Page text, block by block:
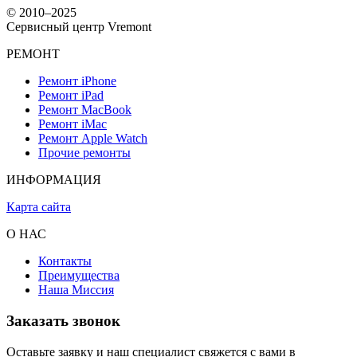
Чтобы избежать возможных проблем, лучше доверить чистку
и замену термопасты профессионалам.
Как избежать перегрева MacBook
после замены термопасты?
Чтобы ноутбук работал стабильно и не перегревался,
рекомендуется:
системы охлаждения.
закрывая вентиляционные отверстия.
задачами без перерыва.
Следить за температурой устройства с помощью
мониторинговых программ.
Своевременное обслуживание предотвращает перегрев,
устройства.
© 2010–2025
Сервисный центр Vremont
РЕМОНТ
Ремонт iPhone
Ремонт iPad
Ремонт MacBook
Ремонт iMac
Ремонт Apple Watch
Прочие ремонты
ИНФОРМАЦИЯ
Карта сайта
О НАС
Контакты
Преимущества
Наша Миссия
Заказать звонок
Оставьте заявку и наш специалист свяжется с вами в